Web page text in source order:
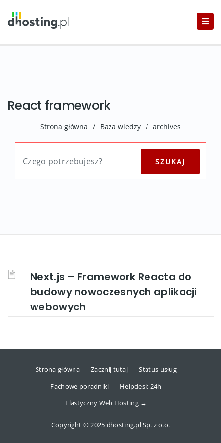
React framework
Strona główna / Baza wiedzy / archives
Next.js – Framework Reacta do
budowy nowoczesnych aplikacji
webowych
Strona główna Zacznij tutaj
Status usług
Fachowe poradniki
Helpdesk 24h
Elastyczny Web Hosting →
Copyright © 2025 dhosting.pl Sp. z o.o.